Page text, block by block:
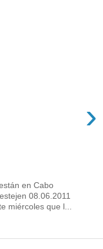
›
en Cabo
08.06.2011
miércoles que l...